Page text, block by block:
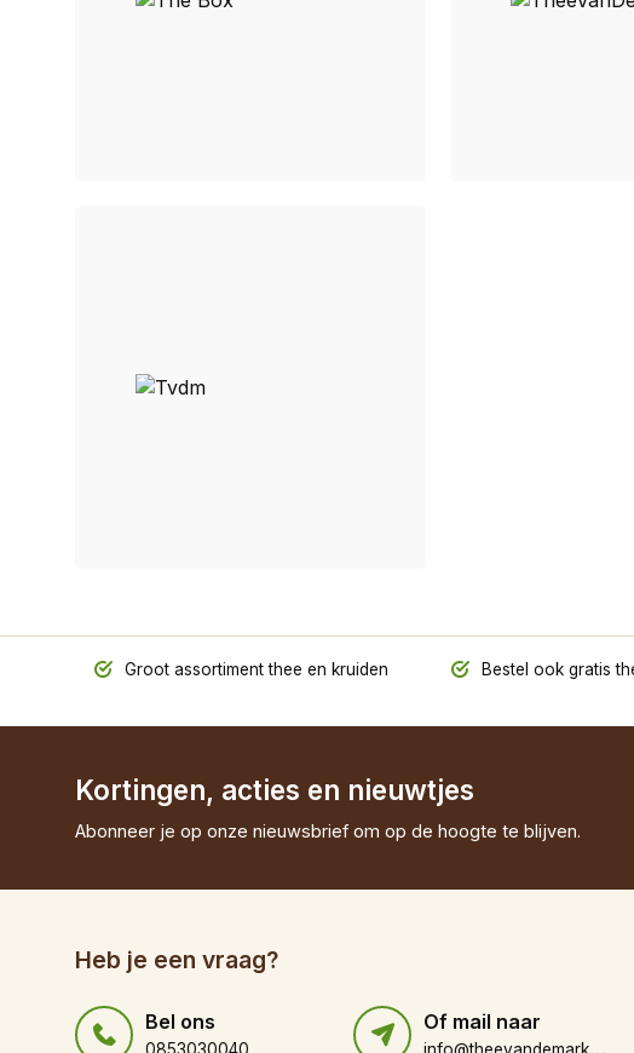
Groot assortiment thee en kruiden Bestel ook gratis
Kortingen, acties en nieuwtjes
Abonneer je op onze nieuwsbrief om op de hoogte te blijven.
Heb je een vraag?
Bel ons
Of mail naar